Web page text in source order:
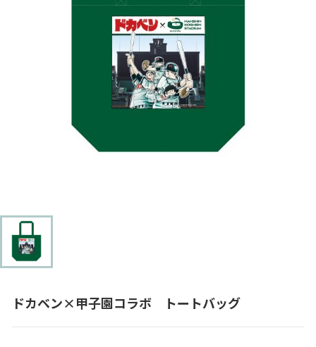
ドカベン×甲子園コラボ トートバッグ